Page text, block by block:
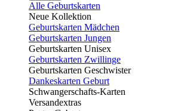
Alle Geburtskarten
Neue Kollektion
Geburtskarten Mädchen
Geburtskarten Jungen
Geburtskarten Unisex
Geburtskarten Zwillinge
Geburtskarten Geschwister
Dankeskarten Geburt
Schwangerschafts-Karten
Versandextras